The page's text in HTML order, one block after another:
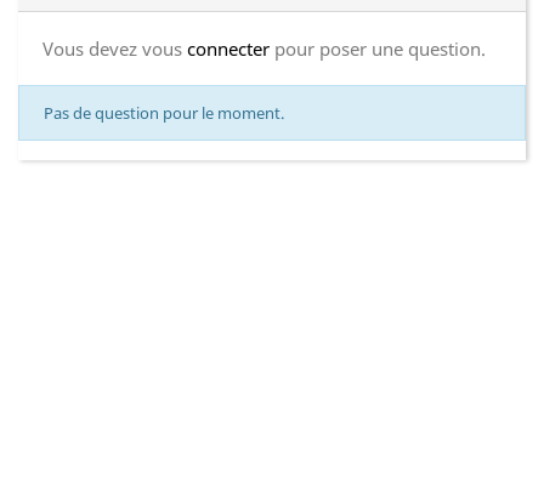
Vous devez vous connecter pour poser une question.
Pas de question pour le moment.